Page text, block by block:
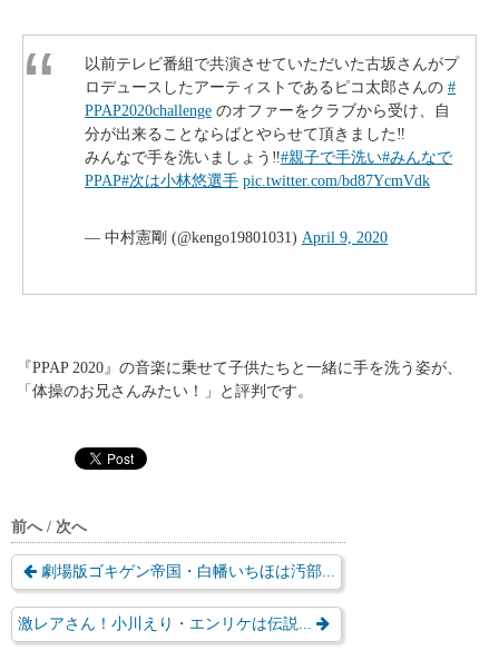
以前テレビ番組で共演させていただいた古坂さんがプ
ロデュースしたアーティストであるピコ太郎さんの #
PPAP2020challenge のオファーをクラブから受け、自
分が出来ることならばとやらせて頂きました‼︎
みんなで手を洗いましょう‼︎#親子で手洗い#みんなで
PPAP#次は小林悠選手 pic.twitter.com/bd87YcmVdk
— 中村憲剛 (@kengo19801031) April 9, 2020
『PPAP 2020』の音楽に乗せて子供たちと一緒に手を洗う姿が、
「体操のお兄さんみたい！」と評判です。
前へ / 次へ
劇場版ゴキゲン帝国・白幡いちほは汚部...
激レアさん！小川えり・エンリケは伝説...